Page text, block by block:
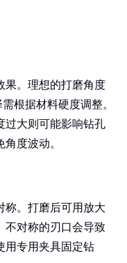
果。理想的打磨角度
根据材料硬度调整。
过大则可能影响钻孔
度波动。
称。打磨后可用放大
不对称的刃口会导致
用专用夹具固定钻